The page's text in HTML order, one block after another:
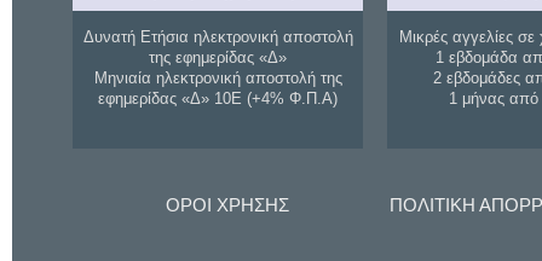
Δυνατή Ετήσια ηλεκτρονική αποστολή
της εφημερίδας «Δ»
Μηνιαία ηλεκτρονική αποστολή της
εφημερίδας «Δ» 10Ε (+4% Φ.Π.Α)
Μικρές αγγελίες σε
1 εβδομάδα
2 εβδομάδες
1 μήνας
ΟΡΟΙ ΧΡΗΣΗΣ ΠΟΛΙΤΙΚΗ